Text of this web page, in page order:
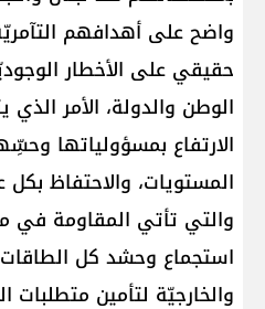
واضح على أهدافهم
حقيقي على الأخطار
الوطن والدولة، الأمر
الارتفاع بمسؤولياتها
المستويات، والاحتفاظ بكل
والتي تأتي المقاومة في
استجماع وحشد كل الطاقات
والخارجيّة لتأمين متطلبات